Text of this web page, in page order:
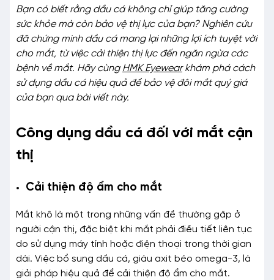
Bạn có biết rằng dầu cá không chỉ giúp tăng cường
sức khỏe mà còn bảo vệ thị lực của bạn? Nghiên cứu
đã chứng minh dầu cá mang lại những lợi ích tuyệt vời
cho mắt, từ việc cải thiện thị lực đến ngăn ngừa các
bệnh về mắt. Hãy cùng HMK Eyewearkhám phá cách
sử dụng dầu cá hiệu quả để bảo vệ đôi mắt quý giá
của bạn qua bài viết này.
Công dụng dầu cá đối với mắt cận
thị
Cải thiện độ ẩm cho mắt
Mắt khô là một trong những vấn đề thường gặp ở
người cận thị, đặc biệt khi mắt phải điều tiết liên tục
do sử dụng máy tính hoặc điện thoại trong thời gian
dài. Việc bổ sung dầu cá, giàu axit béo omega-3, là
giải pháp hiệu quả để cải thiện độ ẩm cho mắt.